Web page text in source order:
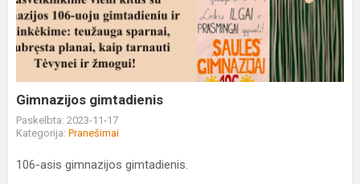
Gimnazijos gimtadienis
Paskelbta: 2023-11-17
Kategorija: Pranešimai
106-asis gimnazijos gimtadienis.